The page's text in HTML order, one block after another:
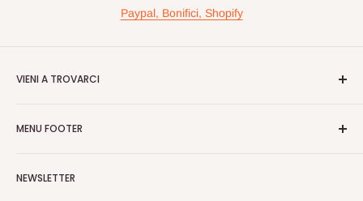
Paypal, Bonifici, Shopify
VIENI A TROVARCI
Nelle maggiori fiere Geek/Fumetti/Videogiochi, Italiane ed
vantaggiosi sulle nuove uiscite.
MENU FOOTER
Spedizioni
NEWSLETTER